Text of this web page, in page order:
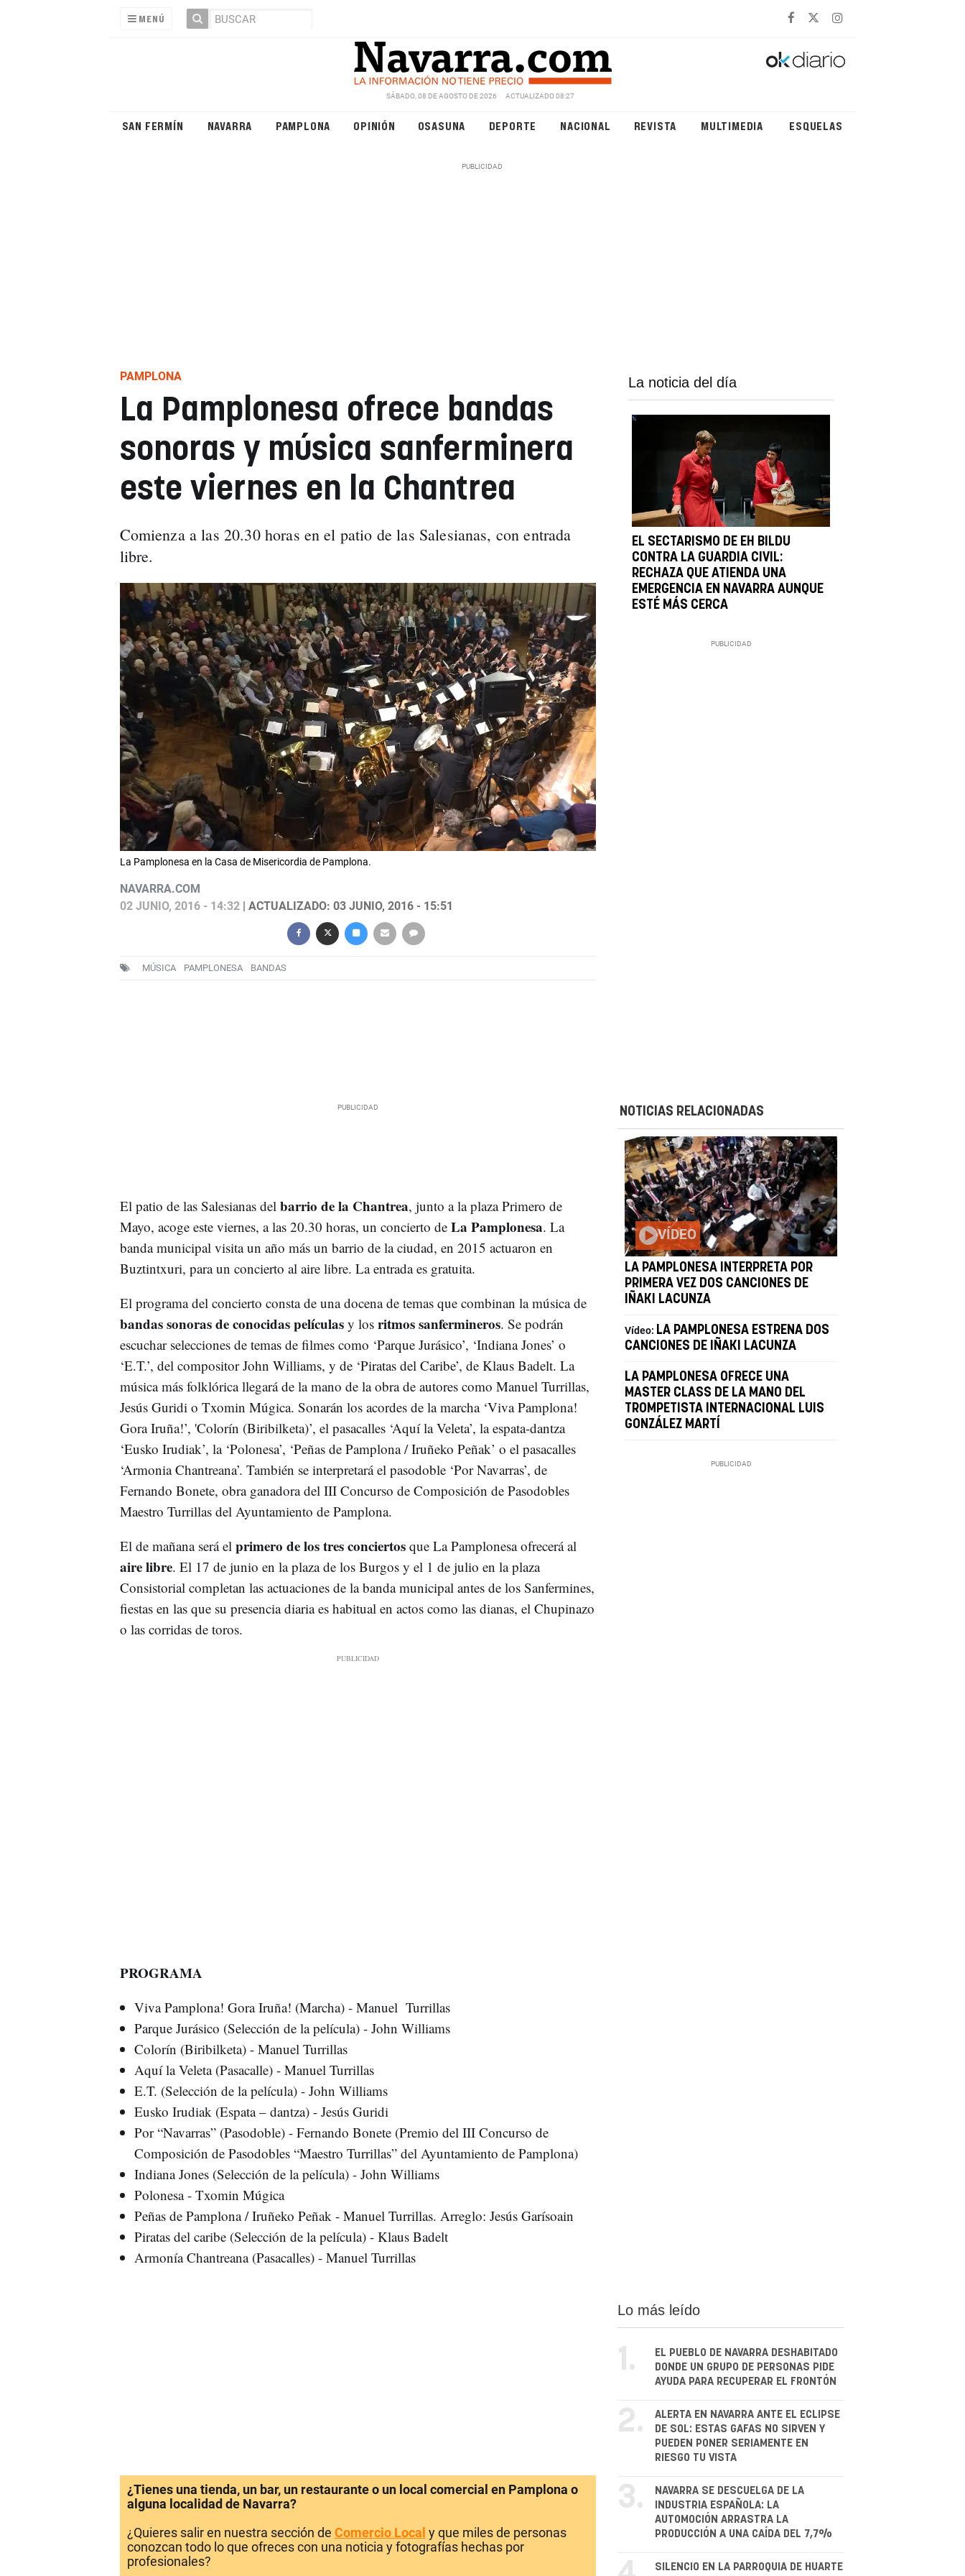
MENÚ
SÁBADO, 08 DE AGOSTO DE 2026 ACTUALIZADO 08:27
SAN FERMÍN NAVARRA PAMPLONA OPINIÓN OSASUNA DEPORTE NACIONAL REVISTA MULTIMEDIA ESQUELAS
PAMPLONA
La Pamplonesa ofrece bandas
sonoras y música sanferminera
este viernes en la Chantrea
Comienza a las 20.30 horas en el patio de las Salesianas, con entrada
libre.
La Pamplonesa en la Casa de Misericordia de Pamplona.
NAVARRA.COM
02 JUNIO, 2016 - 14:32| ACTUALIZADO: 03 JUNIO, 2016 - 15:51
MÚSICA PAMPLONESA BANDAS
La noticia del día
EL SECTARISMO DE EH BILDU
CONTRA LA GUARDIA CIVIL:
RECHAZA QUE ATIENDA UNA
EMERGENCIA EN NAVARRA AUNQUE
ESTÉ MÁS CERCA
El patio de las Salesianas del barrio de la Chantrea, junto a la plaza Primero de
Mayo, acoge este viernes, a las 20.30 horas, un concierto deLa Pamplonesa. La
banda municipal visita un año más un barrio de la ciudad, en 2015 actuaron en
Buztintxuri, para un concierto al aire libre. La entrada es gratuita.
El programa del concierto consta de una docena de temas que combinan la música de
bandas sonoras de conocidas películasy los ritmos sanfermineros. Se podrán
escuchar selecciones de temas de filmes como ‘Parque Jurásico’, ‘Indiana Jones’ o
‘E.T.’, del compositor John Williams, y de ‘Piratas del Caribe’, de Klaus Badelt. La
música más folklórica llegará de la mano de la obra de autores como Manuel Turrillas,
Jesús Guridi o Txomin Múgica. Sonarán los acordes de la marcha ‘Viva Pamplona!
Gora Iruña!’, 'Colorín (Biribilketa)’, el pasacalles ‘Aquí la Veleta’, la espata-dantza
‘Eusko Irudiak’, la ‘Polonesa’, ‘Peñas de Pamplona / Iruñeko Peñak’ o el pasacalles
‘Armonia Chantreana’. También se interpretará el pasodoble ‘Por Navarras’, de
Fernando Bonete, obra ganadora del III Concurso de Composición de Pasodobles
Maestro Turrillas del Ayuntamiento de Pamplona.
El de mañana será el primero de los tres conciertosque La Pamplonesa ofrecerá al
aire libre. El 17 de junio en la plaza de los Burgos y el 1 de julio en la plaza
Consistorial completan las actuaciones de la banda municipal antes de los Sanfermines,
fiestas en las que su presencia diaria es habitual en actos como las dianas, el Chupinazo
o las corridas de toros.
PROGRAMA
Viva Pamplona! Gora Iruña! (Marcha) - Manuel Turrillas
Parque Jurásico (Selección de la película) - John Williams
Colorín (Biribilketa) - Manuel Turrillas
Aquí la Veleta (Pasacalle) - Manuel Turrillas
E.T. (Selección de la película) - John Williams
Eusko Irudiak (Espata – dantza) - Jesús Guridi
Por “Navarras” (Pasodoble) - Fernando Bonete (Premio del III Concurso de
Composición de Pasodobles “Maestro Turrillas” del Ayuntamiento de Pamplona)
Indiana Jones (Selección de la película) - John Williams
Polonesa - Txomin Múgica
Peñas de Pamplona / Iruñeko Peñak - Manuel Turrillas. Arreglo: Jesús Garísoain
Piratas del caribe (Selección de la película) - Klaus Badelt
Armonía Chantreana (Pasacalles) - Manuel Turrillas
NOTICIAS RELACIONADAS
VÍDEO
LA PAMPLONESA INTERPRETA POR
PRIMERA VEZ DOS CANCIONES DE
IÑAKI LACUNZA
Vídeo: LA PAMPLONESA ESTRENA DOS
CANCIONES DE IÑAKI LACUNZA
LA PAMPLONESA OFRECE UNA
MASTER CLASS DE LA MANO DEL
TROMPETISTA INTERNACIONAL LUIS
GONZÁLEZ MARTÍ
¿Tienes una tienda, un bar, un restaurante o un local comercial en Pamplona o
alguna localidad de Navarra?
¿Quieres salir en nuestra sección de Comercio Local y que miles de personas
conozcan todo lo que ofreces con una noticia y fotografías hechas por
profesionales?
Lo más leído
1.
EL PUEBLO DE NAVARRA DESHABITADO
DONDE UN GRUPO DE PERSONAS PIDE
AYUDA PARA RECUPERAR EL FRONTÓN
2.
ALERTA EN NAVARRA ANTE EL ECLIPSE
DE SOL: ESTAS GAFAS NO SIRVEN Y
PUEDEN PONER SERIAMENTE EN
RIESGO TU VISTA
3.
NAVARRA SE DESCUELGA DE LA
INDUSTRIA ESPAÑOLA: LA
AUTOMOCIÓN ARRASTRA LA
PRODUCCIÓN A UNA CAÍDA DEL 7,7%
SILENCIO EN LA PARROQUIA DE HUARTE